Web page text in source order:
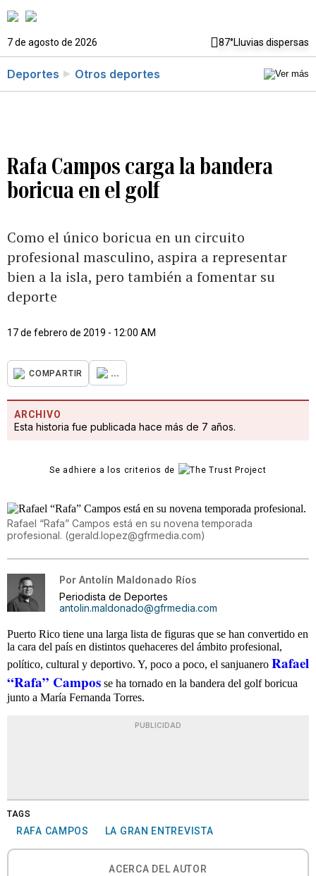
7 de agosto de 2026 87°Lluvias dispersas
Deportes Otros deportes
Rafa Campos carga la bandera
boricua en el golf
Como el único boricua en un circuito
profesional masculino, aspira a representar
bien a la isla, pero también a fomentar su
deporte
17 de febrero de 2019 - 12:00 AM
COMPARTIR ...
ARCHIVO
Esta historia fue publicada hace más de 7 años.
Se adhiere a los criterios de
Rafael “Rafa” Campos está en su novena temporada
profesional. (gerald.lopez@gfrmedia.com)
Por Antolín Maldonado Ríos
Periodista de Deportes
antolin.maldonado@gfrmedia.com
Puerto Rico tiene una larga lista de figuras que se han convertido en
la cara del país en distintos quehaceres del ámbito profesional,
político, cultural y deportivo. Y, poco a poco, el sanjuanero Rafael
“Rafa” Campos se ha tornado en la bandera del golf boricua
junto a María Fernanda Torres.
PUBLICIDAD
TAGS
RAFA CAMPOS LA GRAN ENTREVISTA
ACERCA DEL AUTOR